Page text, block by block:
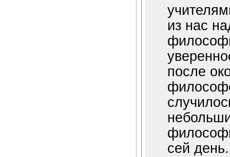
из нас
после
сей день.